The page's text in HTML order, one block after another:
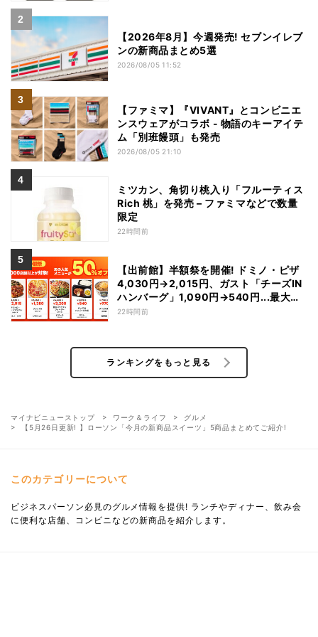
【2026年8月】今週発売! セブンイレブ
ンの新商品まとめ5選
2026/08/05 11:52
【ファミマ】『VIVANT』とコンビニエ
ンスウェアがコラボ - 物語のキーアイテ
ム「別班饅頭」も発売
2026/08/05 21:10
ミツカン、角切り桃入り「フルーティス
Rich 桃」を発売 – ファミマなどで数量
限定
22時間前
【出前館】半額祭を開催! ドミノ・ピザ
4,030円→2,015円、ガスト「チーズIN
ハンバーグ」1,090円→540円...最大
1,500円OFFの「リピ得クーポン」も配
22時間前
ランキングをもっと見る
マイナビニューストップ ワーク＆ライフ
グルメ
【5月26日更新! 】ローソン「今月の新商品スイーツ」5商品まとめてご紹介!
このカテゴリーについて
ビジネスパーソン必見のグルメ情報を提供! ランチやディナー、飲み会
に便利な店舗、コンビニなどの新商品を紹介します。